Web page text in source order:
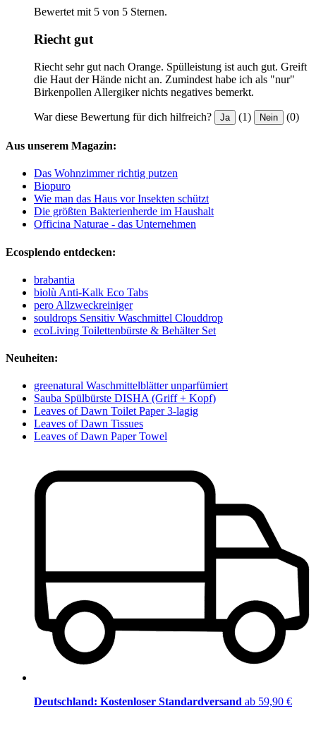
Bewertet mit 5 von 5 Sternen.
Riecht gut
Riecht sehr gut nach Orange. Spülleistung ist auch gut. Greift
die Haut der Hände nicht an. Zumindest habe ich als "nur"
Birkenpollen Allergiker nichts negatives bemerkt.
War diese Bewertung für dich hilfreich? Ja (1) Nein (0)
Aus unserem Magazin:
Das Wohnzimmer richtig putzen
Biopuro
Wie man das Haus vor Insekten schützt
Die größten Bakterienherde im Haushalt
Officina Naturae - das Unternehmen
Ecosplendo entdecken:
brabantia
biolù Anti-Kalk Eco Tabs
pero Allzweckreiniger
souldrops Sensitiv Waschmittel Clouddrop
ecoLiving Toilettenbürste & Behälter Set
Neuheiten:
greenatural Waschmittelblätter unparfümiert
Sauba Spülbürste DISHA (Griff + Kopf)
Leaves of Dawn Toilet Paper 3-lagig
Leaves of Dawn Tissues
Leaves of Dawn Paper Towel
Deutschland: Kostenloser Standardversand ab 59,90 €